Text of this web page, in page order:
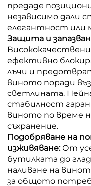
предаде
независимо дали
елегантност или
Защита и
ефективно
лъчи и
виното поради
светлината.
стабилност
виното по време
съхранение.
Подобряване на
изживяване: От
бутилката до
наливане на
за общото